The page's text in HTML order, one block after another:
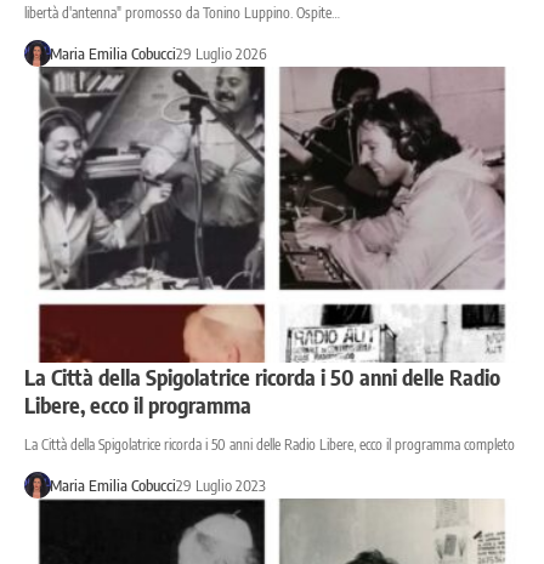
libertà d'antenna" promosso da Tonino Luppino. Ospite…
Maria Emilia Cobucci29 Luglio 2026
La Città della Spigolatrice ricorda i 50 anni delle Radio
Libere, ecco il programma
La Città della Spigolatrice ricorda i 50 anni delle Radio Libere, ecco il programma completo
Maria Emilia Cobucci29 Luglio 2023